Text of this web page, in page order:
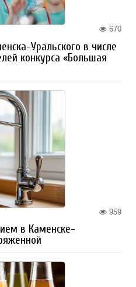
670
Уральского в числе
конкурса «Большая
959
в Каменске-